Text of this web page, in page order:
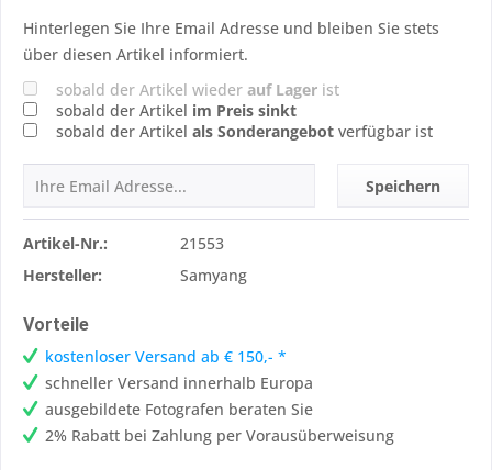
Hinterlegen Sie Ihre Email Adresse und bleiben Sie stets
über diesen Artikel informiert.
sobald der Artikel wieder auf Lager ist
sobald der Artikel im Preis sinkt
sobald der Artikel als Sonderangebot verfügbar ist
Speichern
Artikel-Nr.:
21553
Hersteller:
Samyang
Vorteile
kostenloser Versand ab € 150,- *
schneller Versand innerhalb Europa
ausgebildete Fotografen beraten Sie
2% Rabatt bei Zahlung per Vorausüberweisung